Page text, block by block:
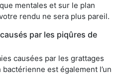
mentales et sur le plan
rendu ne sera plus pareil.
par les piqûres de
causées par les grattages
est également l’un